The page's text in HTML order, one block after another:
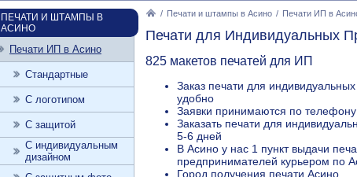
/ Печати и штампы в Асино / Печати ИП в
Печати для Индивидуальных
825 макетов печатей для ИП
Заказ печати для
удобно
Заявки принимаются по
Заказать печати для
5-6 дней
В Асино у нас 1 пункт выдачи
предпринимателей курьером по
Город получения печати Асино
ПЕЧАТИ И ШТАМПЫ В
АСИНО
Печати ИП в Асино
Стандартные
С логотипом
С защитой
С индивидуальным
дизайном